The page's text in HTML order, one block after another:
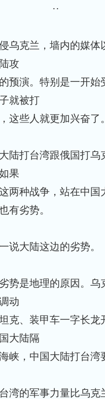
··
乌克兰，墙内的媒
攻
预演。特别是一开
就被打
这些人就更加兴奋了。
陆打台湾跟俄国打
果
两种战争，站在中
有劣势。
说大陆这边的劣势。
势是地理的原因。乌
动
克、装甲车一字长
大陆隔
峡，中国大陆打台湾
湾的军事力量比乌